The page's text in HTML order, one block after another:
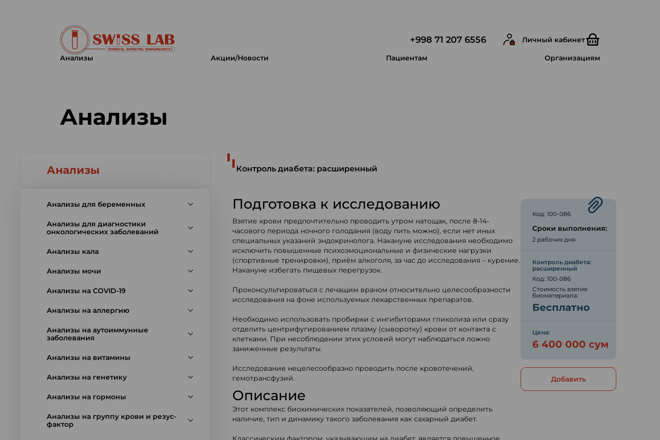
+998 71 207 6556 Личный кабинет
Анализы Акции/Новости Пациентам Организациям
Анализы
Анализы
Анализы для беременных
Анализы для диагностики
онкологических заболеваний
Анализы кала
Анализы мочи
Анализы на COVID-19
Анализы на аллергию
Анализы на аутоиммунные
заболевания
Анализы на витамины
Анализы на генетику
Анализы на гормоны
Анализы на группу крови и резус-
фактор
Контроль диабета: расширенный
Подготовка к исследованию
Взятие крови предпочтительно проводить утром натощак, после 8-14-
часового периода ночного голодания (воду пить можно), если нет иных
специальных указаний эндокринолога. Накануне исследования необходимо
исключить повышенные психоэмоциональные и физические нагрузки
(спортивные тренировки), приём алкоголя, за час до исследования – курение.
Накануне избегать пищевых перегрузок.
Проконсультироваться с лечащим врачом относительно целесообразности
исследования на фоне используемых лекарственных препаратов.
Необходимо использовать пробирки с ингибиторами гликолиза или сразу
отделить центрифугированием плазму (сыворотку) крови от контакта с
клетками. При несоблюдении этих условий могут наблюдаться ложно
заниженные результаты.
Исследование нецелесообразно проводить после кровотечений,
гемотрансфузий.
Описание
Этот комплекс биохимических показателей, позволяющий определить
наличие, тип и динамику такого заболевания как сахарный диабет.
Код: 100-086
Сроки выполнения:
2 рабочих дня
Контроль диабета:
расширенный
Код: 100-086
Стоимость взятия
биоматериала:
Бесплатно
Цена:
6 400 000 сум
Добавить